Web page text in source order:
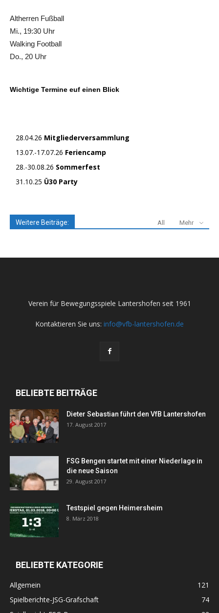
Altherren Fußball
Mi., 19:30 Uhr
Walking Football
Do., 20 Uhr
Wichtige Termine euf einen Blick
28.04.26 Mitgliederversammlung
13.07.-17.07.26 Feriencamp
28.-30.08.26 Sommerfest
31.10.25 Ü30 Party
Weitere Beiträge: All Mehr
Verein für Bewegungsspiele Lantershofen seit 1961
Kontaktieren Sie uns: info@vfb-lantershofen.de
BELIEBTE BEITRÄGE
Dieter Sebastian führt den VfB Lantershofen
17. August 2017
FSG Bengen startet mit einer Niederlage in
die neue Saison
29. August 2017
Testspiel gegen Heimersheim
8. März 2018
BELIEBTE KATEGORIE
Allgemein
121
Spielberichte-JSG-Grafschaft
74